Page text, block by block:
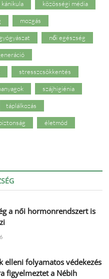
kánikula közösségi média
mozgás
női egészség
stresszcsökkentés
szájhigiénia
táplálkozás
életmód
a női hormonrendszert is
elleni folyamatos védekezés
figyelmeztet a Nébih